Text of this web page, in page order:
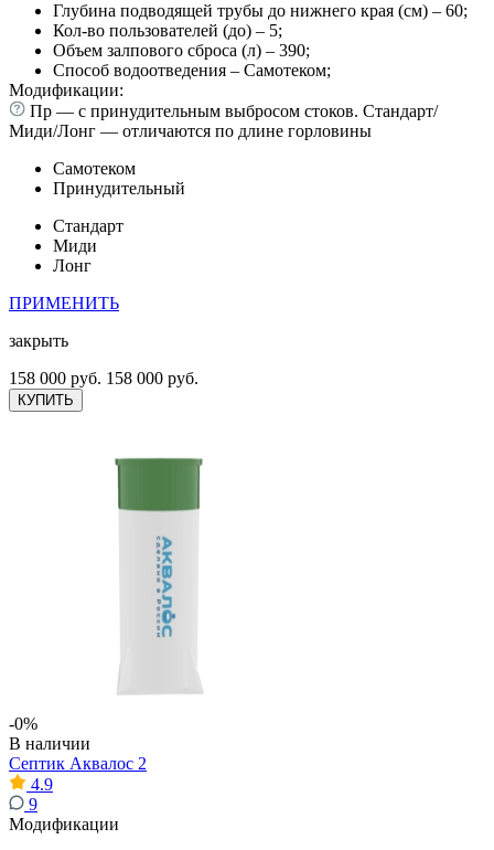
Глубина подводящей трубы до нижнего края (см) – 60;
Кол-во пользователей (до) – 5;
Объем залпового сброса (л) – 390;
Способ водоотведения – Самотеком;
Модификации:
Пр — с принудительным выбросом стоков. Стандарт/
Миди/Лонг — отличаются по длине горловины
Самотеком
Принудительный
Стандарт
Миди
Лонг
ПРИМЕНИТЬ
закрыть
158 000 руб. 158 000 руб.
КУПИТЬ
-0%
В наличии
Септик Аквалос 2
4.9
9
Модификации